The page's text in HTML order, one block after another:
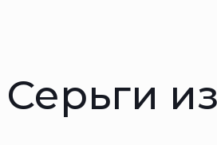
Серьги